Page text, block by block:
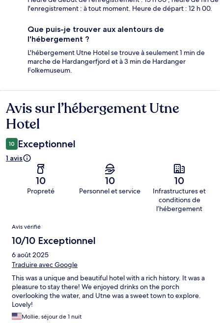
l'enregistrement : à tout moment. Heure de départ : 12 h 00.
Que puis-je trouver aux alentours de
l'hébergement ?
L'hébergement Utne Hotel se trouve à seulement 1 min de
marche de Hardangerfjord et à 3 min de Hardanger
Folkemuseum.
Avis
Avis sur l’hébergement Utne
Hotel
10 Exceptionnel
1 avis
10
Propreté
10
Personnel et service
10
Infrastructures et
conditions de
l’hébergement
Avis
Avis vérifié
10/10 Exceptionnel
6 août 2025
Traduire avec Google
This was a unique and beautiful hotel with a rich history. It was a
pleasure to stay there! We enjoyed drinks on the porch
overlooking the water, and Utne was a sweet town to explore.
Lovely!
Mollie, séjour de 1 nuit